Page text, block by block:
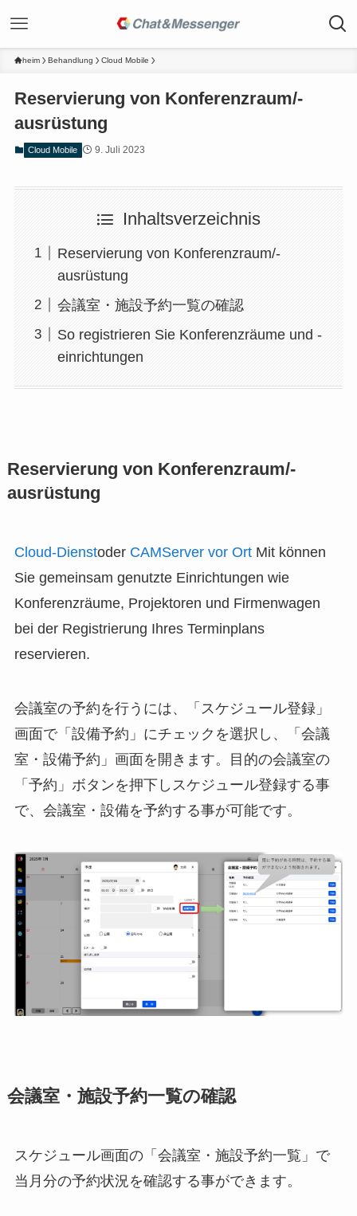
heim Behandlung Cloud Mobile
Reservierung von Konferenzraum/-
ausrüstung
Cloud Mobile 9. Juli 2023
Inhaltsverzeichnis
Reservierung von Konferenzraum/-
ausrüstung
会議室・施設予約一覧の確認
So registrieren Sie Konferenzräume und -
einrichtungen
Reservierung von Konferenzraum/-
ausrüstung
Cloud-Dienstoder CAMServer vor OrtMit können
Sie gemeinsam genutzte Einrichtungen wie
Konferenzräume, Projektoren und Firmenwagen
bei der Registrierung Ihres Terminplans
reservieren.
会議室の予約を行うには、「スケジュール登録」
画面で「設備予約」にチェックを選択し、「会議
室・設備予約」画面を開きます。目的の会議室の
「予約」ボタンを押下しスケジュール登録する事
で、会議室・設備を予約する事が可能です。
会議室・施設予約一覧の確認
スケジュール画面の「会議室・施設予約一覧」で
当月分の予約状況を確認する事ができます。